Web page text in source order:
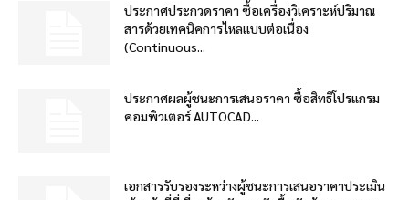
ประกาศประกวดราคา ซื้อเครื่องวิเคราะห์ปริมาณ
สารด้วยเทคนิคการไหลแบบต่อเนื่อง
(Continuous...
ประกาศผลผู้ชนะการเสนอราคา ซื้อสิทธิโปรแกรม
คอมพิวเตอร์ AUTOCAD...
เอกสารรับรองระหว่างผู้ชนะการเสนอราคาประเมิน